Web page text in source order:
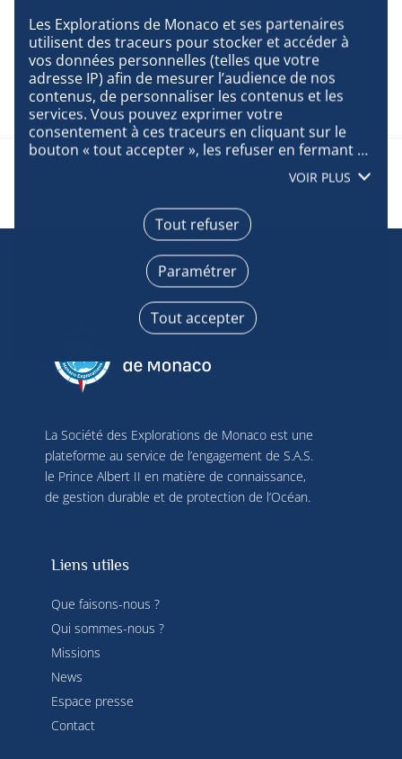
Les Explorations de Monaco et ses partenaires
utilisent des traceurs pour stocker et accéder à
vos données personnelles (telles que votre
adresse IP) afin de mesurer l’audience de nos
contenus, de personnaliser les contenus et les
services. Vous pouvez exprimer votre
consentement à ces traceurs en cliquant sur le
bouton « tout accepter », les refuser en fermant
cette fenêtre à l’aide de la croix « continuer sans
accepter », ou vous informer sur le détail de
chaque finalité et exprimer votre choix pour
chacune d’entre elles en cliquant sur « paramétrer
». En cliquant sur « tout accepter », vous acceptez
que nous accédions à des informations stockées
sur votre terminal afin d’obtenir des données sur
notre audience, développer et améliorer nos
produits, assurer la sécurité, prévenir la fraude et
déboguer, diffuser techniquement le contenu,
sources de données hors ligne, relier différents
terminaux, recevoir et utiliser des caractéristiques
géolocalisation précises, analyser activement les
caractéristiques du terminal pour l’identification.
Vous pouvez modifier vos choix à tout moment en
cliquant sur « Gérer mes cookies » en bas des
pages de ce site. Vous pouvez aussi consulter
VOIR PLUS
Tout accepter
Tout refuser
Paramétrer
La Société des Explorations de Monaco est une
plateforme au service de l’engagement de S.A.S.
le Prince Albert II en matière de connaissance,
de gestion durable et de protection de l’Océan.
Liens utiles
Que faisons-nous ?
Qui sommes-nous ?
Missions
News
Espace presse
Contact